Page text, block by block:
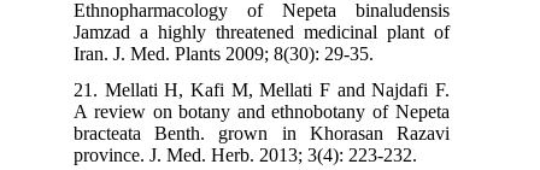
Ethnopharmacology of Nepeta binaludensis
Jamzad a highly threatened medicinal plant of
Iran. J. Med. Plants 2009; 8(30): 29-35.
21. Mellati H, Kafi M, Mellati F and Najdafi F.
A review on botany and ethnobotany of Nepeta
bracteata Benth. grown in Khorasan Razavi
province. J. Med. Herb. 2013; 3(4): 223-232.